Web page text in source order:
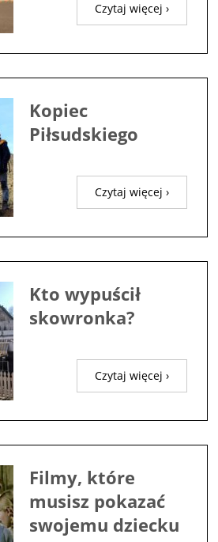
Czytaj więcej ›
Kopiec
Piłsudskiego
Czytaj więcej ›
Kto wypuścił
skowronka?
Czytaj więcej ›
Filmy, które
musisz pokazać
swojemu dziecku